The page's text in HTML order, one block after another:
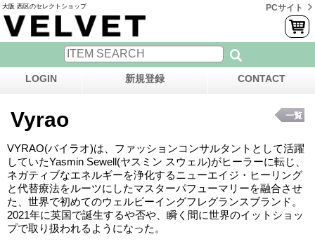
大阪 西区のセレクトショップ PCサイト
LOGIN 新規登録 CONTACT
Vyrao
VYRAO(バイラオ)は、ファッションコンサルタントとして活躍
していたYasmin Sewell(ヤスミン スウェル)がヒーラーに転じ、
ネガティブなエネルギーを浄化するニューエイジ・ヒーリング
と代替療法をルーツにしたマスターパフューマリーを融合させ
た、世界で初めてのウェルビーイングフレグランスブランド。
2021年に英国で誕生するや否や、瞬く間に世界のイットショッ
プで取り扱われるようになった。
一覧